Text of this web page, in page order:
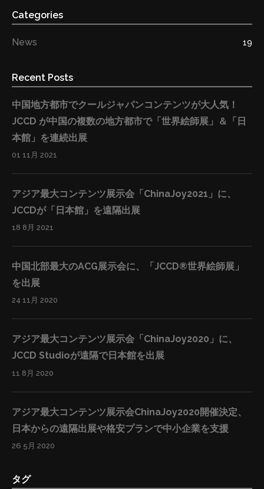
Categories
News 19
Recent Posts
中国地方都市でクールジャパンコンテンツが大人気！
JCCD が中国の複数の地方都市で「世界絵師展」＆「日
本館」を連続出展
01 11月 2021
アジア最大コンテンツ展示会「ChinaJoy2021」に、
JCCDが「日本館」を遠隔出展
18 8月 2021
中国北部最大のACG展示会に、「JCCD®世界絵師展」
を出展
24 11月 2020
アジア最大コンテンツ展示会「ChinaJoy2020」に、
JCCD Studioが遠隔で日本館を出展
11 8月 2020
アジア最大コンテンツ展示会ChinaJoy2020開催決定、
日本からの遠隔出展や格安プランで中小企業を支援
26 5月 2020
タグ